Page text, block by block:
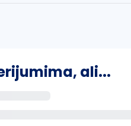
ali...